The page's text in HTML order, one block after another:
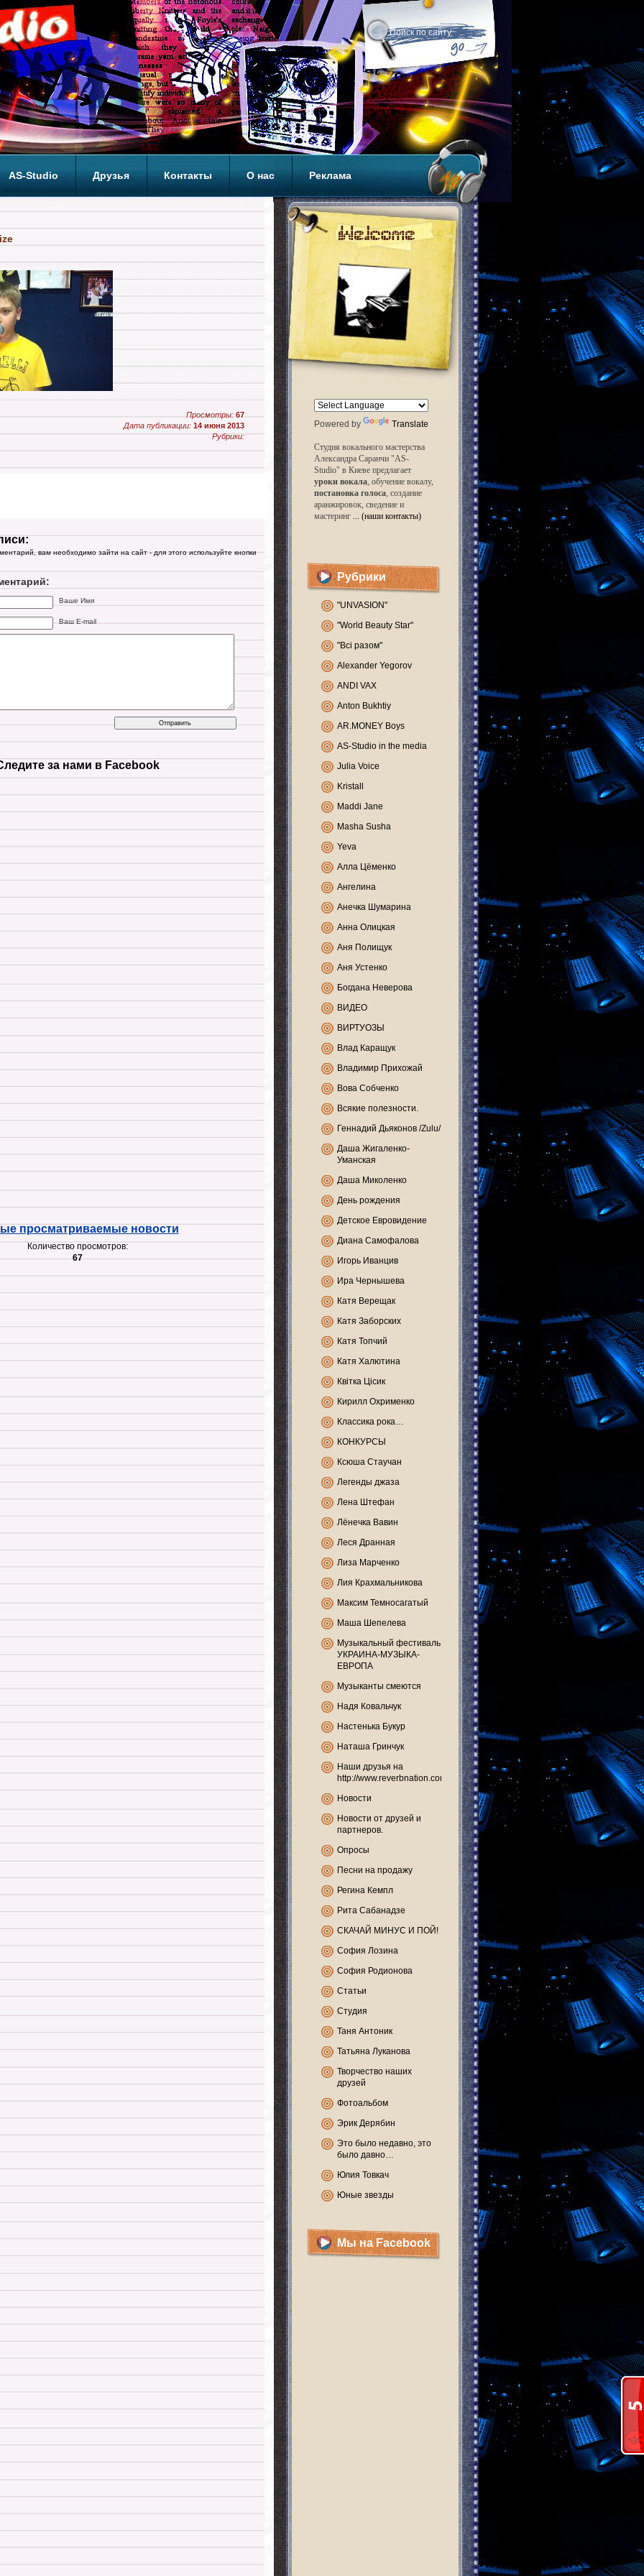
AS-Studio Друзья Контакты О нас Реклама
Просмотры: 67
Дата публикации: 14 июня 2013
Рубрики:
вам необходимо зайти на сайт - для этого используйте кнопки
Ваше Имя
Ваш E-mail
за нами в Facebook
просматриваемые новости
Количество просмотров:
67
Powered by Translate
Студия вокального мастерства
Александра Саранчи "AS-
Studio" в Киеве предлагает
уроки вокала, обучение вокалу,
постановка голоса, создание
аранжировок, сведение и
мастеринг ... (наши контакты)
Рубрики
"UNVASION"
"World Beauty Star"
"Всі разом"
Alexander Yegorov
ANDI VAX
Anton Bukhtiy
AR.MONEY Boys
AS-Studio in the media
Julia Voice
Kristall
Maddi Jane
Masha Susha
Yeva
Алла Цёменко
Ангелина
Анечка Шумарина
Анна Олицкая
Аня Полищук
Аня Устенко
Богдана Неверова
ВИДЕО
ВИРТУОЗЫ
Влад Каращук
Владимир Прихожай
Вова Собченко
Всякие полезности.
Геннадий Дьяконов /Zulu/
Даша Жигаленко-
Уманская
Даша Миколенко
День рождения
Детское Евровидение
Диана Самофалова
Игорь Иванцив
Ира Чернышева
Катя Верещак
Катя Заборских
Катя Топчий
Катя Халютина
Квітка Цісик
Кирилл Охрименко
Классика рока…
КОНКУРСЫ
Ксюша Стаучан
Легенды джаза
Лена Штефан
Лёнечка Вавин
Леся Дранная
Лиза Марченко
Лия Крахмальникова
Максим Темносагатый
Маша Шепелева
Музыкальный фестиваль
УКРАИНА-МУЗЫКА-
ЕВРОПА
Музыканты смеются
Надя Ковальчук
Настенька Букур
Наташа Гринчук
Наши друзья на
http://www.reverbnation.com
Новости
Новости от друзей и
партнеров.
Опросы
Песни на продажу
Регина Кемпл
Рита Сабанадзе
СКАЧАЙ МИНУС И ПОЙ!
София Лозина
София Родионова
Статьи
Студия
Таня Антоник
Татьяна Луканова
Творчество наших
друзей
Фотоальбом
Эрик Дерябин
Это было недавно, это
было давно…
Юлия Товкач
Юные звезды
Мы на Facebook